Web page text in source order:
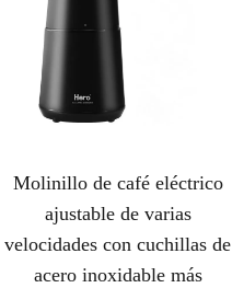
Molinillo de café eléctrico
ajustable de varias
velocidades con cuchillas de
acero inoxidable más